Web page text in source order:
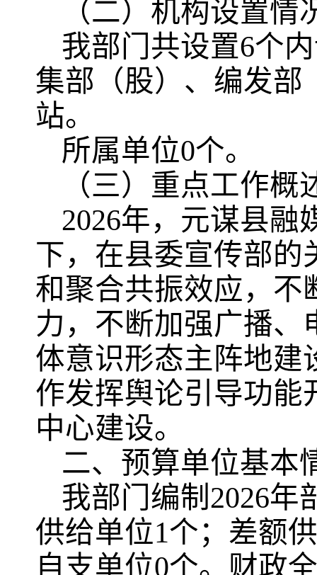
（二）机构设置情
我部门共设置6个
集部（股）、编发部
站。
所属单位0个。
（三）重点工作概
2026年，元谋县融
下，在县委宣传部的
和聚合共振效应，不
力，不断加强广播、
体意识形态主阵地建
作发挥舆论引导功能
中心建设。
二、预算单位基本
我部门编制2026年
供给单位1个；差额
自支单位0个。财政